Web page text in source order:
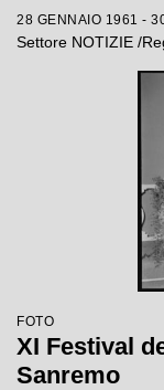
28 GENNAIO 1961 -
Settore NOTIZIE /
FOTO
XI Festival
Sanremo